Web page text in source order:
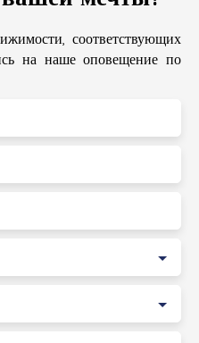
соответствующих
на наше оповещение по